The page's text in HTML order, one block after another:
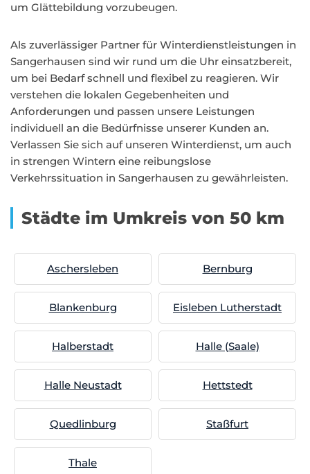
um Glättebildung vorzubeugen.
Als zuverlässiger Partner für Winterdienstleistungen in
Sangerhausen sind wir rund um die Uhr einsatzbereit,
um bei Bedarf schnell und flexibel zu reagieren. Wir
verstehen die lokalen Gegebenheiten und
Anforderungen und passen unsere Leistungen
individuell an die Bedürfnisse unserer Kunden an.
Verlassen Sie sich auf unseren Winterdienst, um auch
in strengen Wintern eine reibungslose
Verkehrssituation in Sangerhausen zu gewährleisten.
Städte im Umkreis von 50 km
Aschersleben Bernburg
Blankenburg Eisleben Lutherstadt
Halberstadt Halle (Saale)
Halle Neustadt Hettstedt
Quedlinburg Staßfurt
Thale